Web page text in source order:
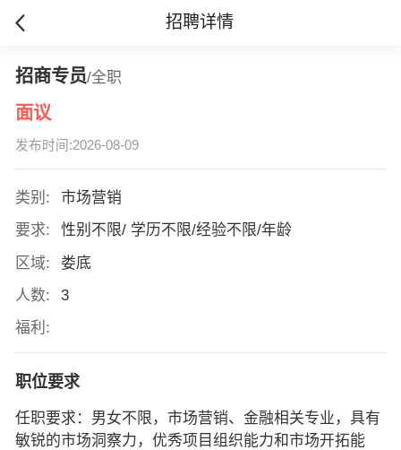
招聘详情
招商专员/全职
面议
发布时间:2026-08-09
类别:
市场营销
要求:
性别不限/ 学历不限/经验不限/年龄
区域:
娄底
人数:
3
福利:
职位要求
任职要求：男女不限，市场营销、金融相关专业，具有
敏锐的市场洞察力，优秀项目组织能力和市场开拓能